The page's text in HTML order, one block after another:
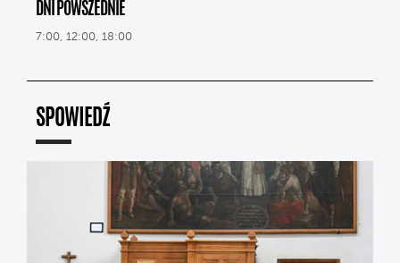
DNI POWSZEDNIE
7:00, 12:00, 18:00
SPOWIEDŹ